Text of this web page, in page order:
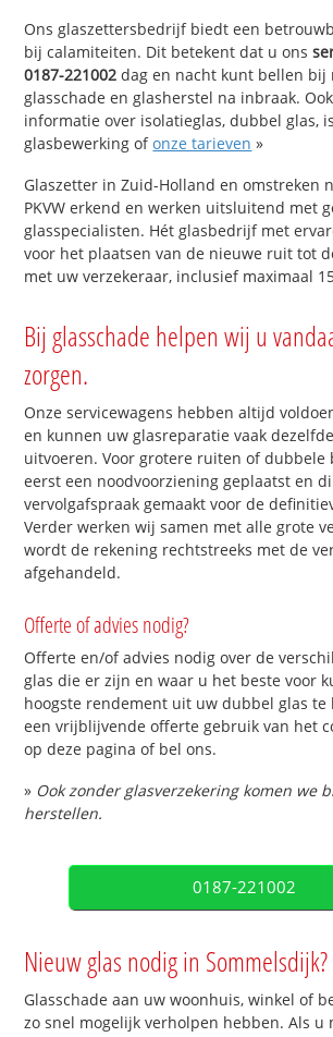
Ons glaszettersbedrijf biedt een
bij calamiteiten. Dit betekent dat u ons
0187-221002 dag en nacht kunt bellen bij
glasschade en glasherstel na inbraak.
informatie over isolatieglas, dubbel glas,
glasbewerking ofonze tarieven »
Glaszetter in Zuid-Holland en omstreken
PKVW erkend en werken uitsluitend met
glasspecialisten. Hét glasbedrijf met
voor het plaatsen van de nieuwe ruit tot
met uw verzekeraar, inclusief maximaal
Bij glasschade helpen wij u
zorgen.
Onze servicewagens hebben altijd
en kunnen uw glasreparatie vaak
uitvoeren. Voor grotere ruiten of dubbele
eerst een noodvoorziening geplaatst en
vervolgafspraak gemaakt voor de
Verder werken wij samen met alle grote
wordt de rekening rechtstreeks met de
afgehandeld.
Offerte of advies nodig?
Offerte en/of advies nodig over de
glas die er zijn en waar u het beste voor
hoogste rendement uit uw dubbel glas te
een vrijblijvende offerte gebruik van het
op deze pagina of bel ons.
» Ook zonder glasverzekering komen we
herstellen.
0187-221002
Nieuw glas nodig in Sommelsdijk?
Glasschade aan uw woonhuis, winkel of
zo snel mogelijk verholpen hebben. Als u